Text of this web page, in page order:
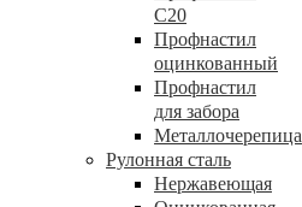
С20
Профнастил
оцинкованный
Профнастил
для забора
Металлочерепица
Рулонная сталь
Нержавеющая